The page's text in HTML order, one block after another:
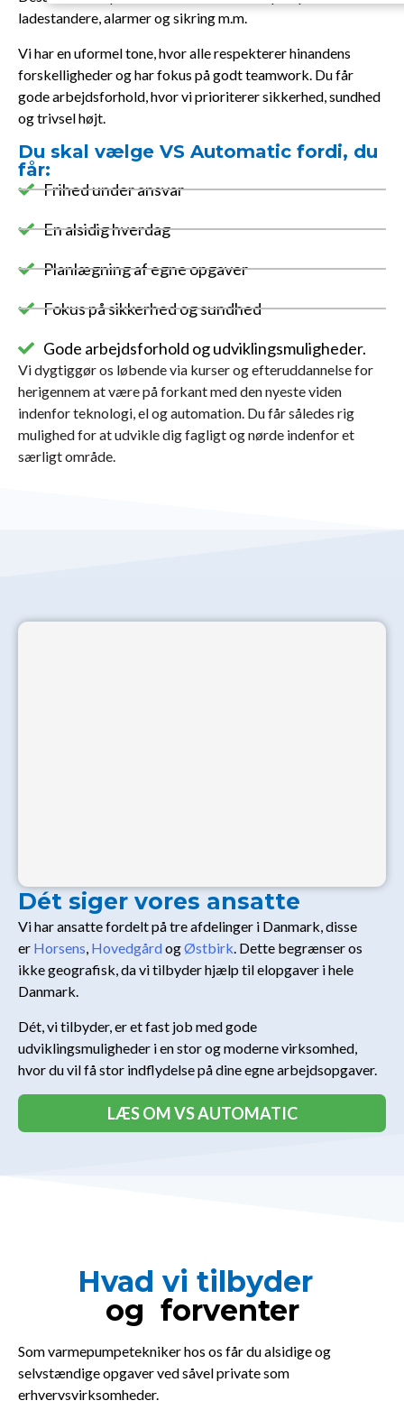
ladestandere, alarmer og sikring m.m.
Vi har en uformel tone, hvor alle respekterer hinandens
forskelligheder og har fokus på godt teamwork. Du får
gode arbejdsforhold, hvor vi prioriterer sikkerhed, sundhed
og trivsel højt.
Du skal vælge VS Automatic fordi, du
får:
Frihed under ansvar
En alsidig hverdag
Planlægning af egne opgaver
Fokus på sikkerhed og sundhed
Gode arbejdsforhold og udviklingsmuligheder.
Vi dygtiggør os løbende via kurser og efteruddannelse for
herigennem at være på forkant med den nyeste viden
indenfor teknologi, el og automation. Du får således rig
mulighed for at udvikle dig fagligt og nørde indenfor et
særligt område.
Dét siger vores ansatte
Vi har ansatte fordelt på tre afdelinger i Danmark, disse
er Horsens Hovedgård ogØstbirk . Dette begrænser os
ikke geografisk, da vi tilbyder hjælp til elopgaver i hele
Danmark.
Dét, vi tilbyder, er et fast job med gode
udviklingsmuligheder i en stor og moderne virksomhed,
hvor du vil få stor indflydelse på dine egne arbejdsopgaver.
LÆS OM VS AUTOMATIC
Hvad vi tilbyder
og forventer
Som varmepumpetekniker hos os får du alsidige og
selvstændige opgaver ved såvel private som
erhvervsvirksomheder.